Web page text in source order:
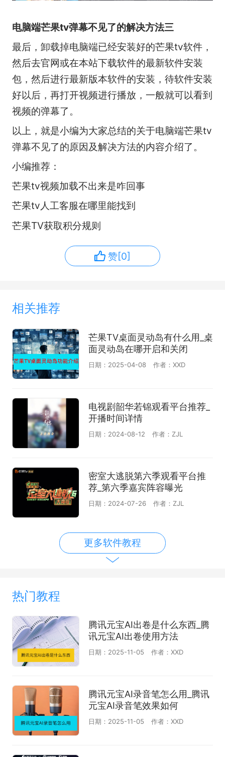
电脑端芒果tv弹幕不见了的解决方法三
最后，卸载掉电脑端已经安装好的芒果tv软件，
然后去官网或在本站下载软件的最新软件安装
包，然后进行最新版本软件的安装，待软件安装
好以后，再打开视频进行播放，一般就可以看到
视频的弹幕了。
以上，就是小编为大家总结的关于电脑端芒果tv
弹幕不见了的原因及解决方法的内容介绍了。
小编推荐：
芒果tv视频加载不出来是咋回事
芒果tv人工客服在哪里能找到
芒果TV获取积分规则
赞[0]
相关推荐
芒果TV桌面灵动岛有什么用_桌
面灵动岛在哪开启和关闭
日期：2025-04-08 作者：XXD
电视剧韶华若锦观看平台推荐_
开播时间详情
日期：2024-08-12 作者：ZJL
密室大逃脱第六季观看平台推
荐_第六季嘉宾阵容曝光
日期：2024-07-26 作者：ZJL
更多软件教程
热门教程
腾讯元宝AI出卷是什么东西_腾
讯元宝AI出卷使用方法
日期：2025-11-05 作者：XXD
腾讯元宝AI录音笔怎么用_腾讯
元宝AI录音笔效果如何
日期：2025-11-05 作者：XXD